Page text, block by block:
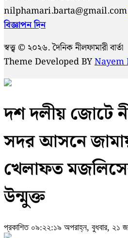
বিজ্ঞাপন দিন
স্বত্ত্ব © ২০২৬. দৈনিক নীলফামারী বার্তা
Theme Developed BYNayem
দশ দলীয় জোটে
সদর আসনে
খেলাফত
উন্মুক্ত
প্রকাশিত ০৯:২২:১৯ অপরাহ্ন, বুধবার, ২১